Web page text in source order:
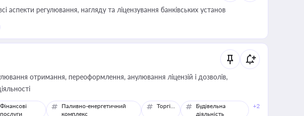
аспекти регулювання, нагляду та ліцензування банківських установ
отримання, переоформлення, анулювання ліцензій і дозволів,
Фінансові
послуги
Паливно-енергетичний
комплекс
Торгівля
Будівельна
діяльність
+2